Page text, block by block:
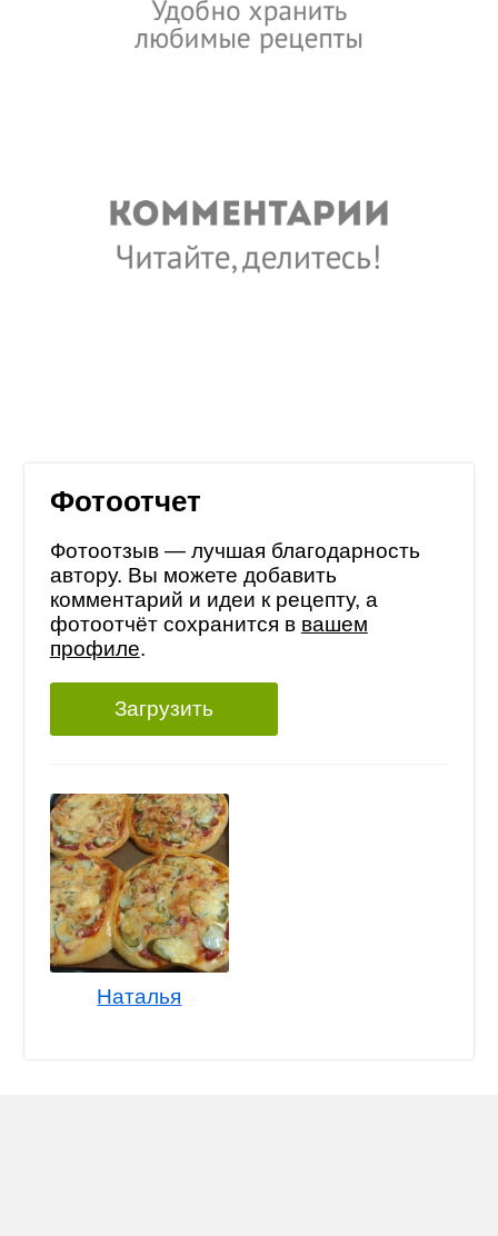
Фотоотчет
Фотоотзыв — лучшая благодарность
автору. Вы можете добавить
комментарий и идеи к рецепту, а
фотоотчёт сохранится в вашем
профиле.
Загрузить
Наталья